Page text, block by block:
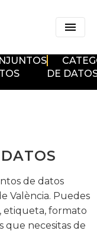
DE
de datos
València. Puedes
etiqueta, formato
que necesitas de